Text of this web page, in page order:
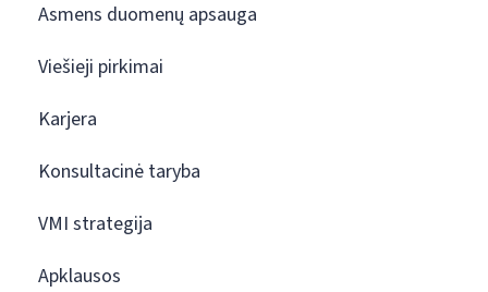
Asmens duomenų apsauga
Viešieji pirkimai
Karjera
Konsultacinė taryba
VMI strategija
Apklausos